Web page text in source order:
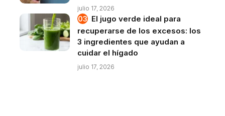
julio 17, 2026
El jugo verde ideal para
recuperarse de los excesos: los
3 ingredientes que ayudan a
cuidar el hígado
julio 17, 2026